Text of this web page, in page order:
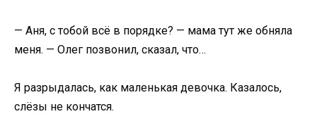
— Аня, с тобой всё в порядке? — мама тут же обняла
меня. — Олег позвонил, сказал, что…
Я разрыдалась, как маленькая девочка. Казалось,
слёзы не кончатся.